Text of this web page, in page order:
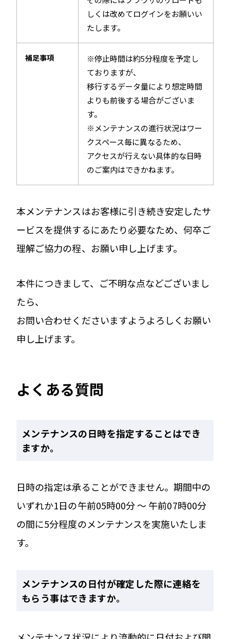
しくは改めてログインをお願いい
たします。
補足事項
※停止時間は約5分程度を予定し
ておりますが、
移行するデータ量により想定時間
よりも前後する場合がございま
す。
※メンテナンスの進行状況はワー
クスペース毎に異なるため、
アクセスが行えない具体的な日時
のご案内はできかねます。
本メンテナンスはお客様に引き続き安定したサ
ービスを提供するにあたり必要なため、何卒ご
理解ご協力の程、お願い申し上げます。
本件につきまして、ご不明な点などございまし
たら、
お問い合わせくださいますようよろしくお願い
申し上げます。
よくある質問
メンテナンスの日時を指定することはでき
ますか。
日時の指定は承ることができません。期間中の
いずれか1日の午前05時00分 ～ 午前07時00分
の間に5分程度のメンテナンスを実施いたしま
す。
メンテナンスの日付が確定した際に連絡を
もらう事はできますか。